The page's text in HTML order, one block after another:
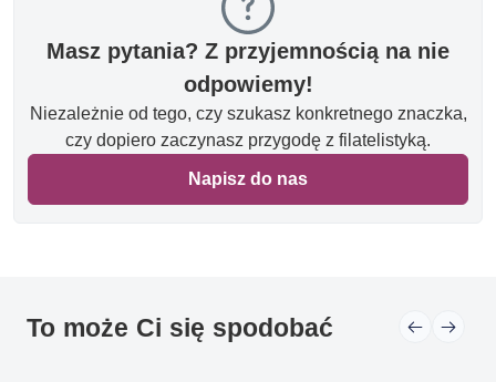
Masz pytania? Z przyjemnością na nie
odpowiemy!
Niezależnie od tego, czy szukasz konkretnego znaczka,
czy dopiero zaczynasz przygodę z filatelistyką.
Napisz do nas
To może Ci się spodobać